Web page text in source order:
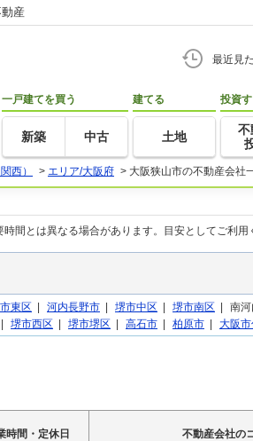
産
最近見
一戸建てを買う
新築 中古
建てる
土地
投資
不
西） > エリア/大阪府 > 大阪狭山市の不動産会社
間とは異なる場合があります。目安としてご利用
東区 | 河内長野市 | 堺市中区 | 堺市南区 | 南
| 堺市西区 | 堺市堺区 | 高石市 | 柏原市 | 大阪
時間・定休日 不動産会社の